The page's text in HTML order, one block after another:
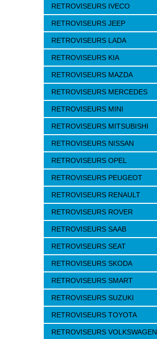
RETROVISEURS IVECO
RETROVISEURS JEEP
RETROVISEURS LADA
RETROVISEURS KIA
RETROVISEURS MAZDA
RETROVISEURS MERCEDES
RETROVISEURS MINI
RETROVISEURS MITSUBISHI
RETROVISEURS NISSAN
RETROVISEURS OPEL
RETROVISEURS PEUGEOT
RETROVISEURS RENAULT
RETROVISEURS ROVER
RETROVISEURS SAAB
RETROVISEURS SEAT
RETROVISEURS SKODA
RETROVISEURS SMART
RETROVISEURS SUZUKI
RETROVISEURS TOYOTA
RETROVISEURS VOLKSWAGEN